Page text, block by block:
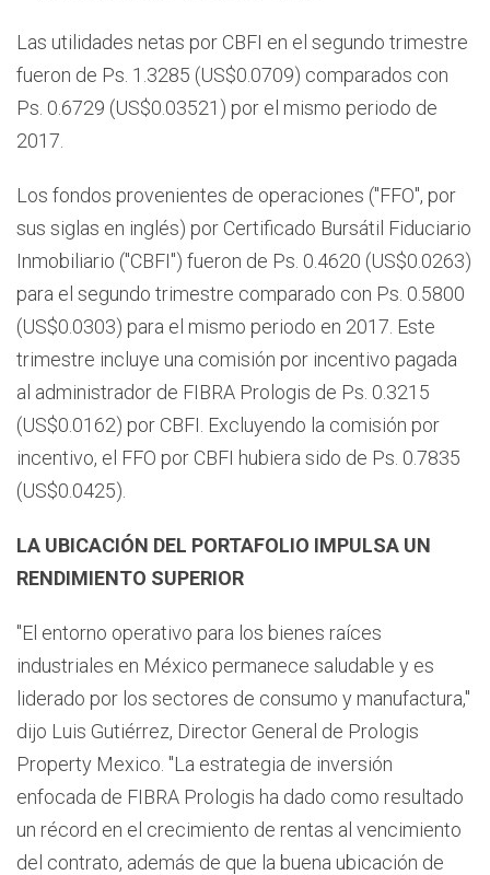
Las utilidades netas por CBFI en el segundo trimestre
fueron de Ps. 1.3285 (US$0.0709) comparados con
Ps. 0.6729 (US$0.03521) por el mismo periodo de
2017.
Los fondos provenientes de operaciones ("FFO", por
sus siglas en inglés) por Certificado Bursátil Fiduciario
Inmobiliario ("CBFI") fueron de Ps. 0.4620 (US$0.0263)
para el segundo trimestre comparado con Ps. 0.5800
(US$0.0303) para el mismo periodo en 2017. Este
trimestre incluye una comisión por incentivo pagada
al administrador de FIBRA Prologis de Ps. 0.3215
(US$0.0162) por CBFI. Excluyendo la comisión por
incentivo, el FFO por CBFI hubiera sido de Ps. 0.7835
(US$0.0425).
LA UBICACIÓN DEL PORTAFOLIO IMPULSA UN
RENDIMIENTO SUPERIOR
"El entorno operativo para los bienes raíces
industriales en México permanece saludable y es
liderado por los sectores de consumo y manufactura,"
dijo Luis Gutiérrez, Director General de Prologis
Property Mexico. "La estrategia de inversión
enfocada de FIBRA Prologis ha dado como resultado
un récord en el crecimiento de rentas al vencimiento
del contrato, además de que la buena ubicación de